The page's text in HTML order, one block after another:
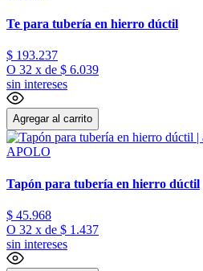
Te para tubería en hierro dúctil
$ 193.237
O 32 x de $ 6.039
sin intereses
Agregar al carrito
APOLO
Tapón para tubería en hierro dúctil
$ 45.968
O 32 x de $ 1.437
sin intereses